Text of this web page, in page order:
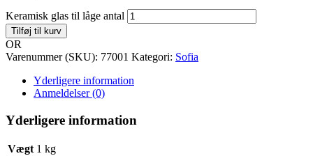
Keramisk glas til låge antal
Tilføj til kurv
OR
Varenummer (SKU): 77001 Kategori: Sofia
Yderligere information
Anmeldelser (0)
Yderligere information
Vægt 1 kg